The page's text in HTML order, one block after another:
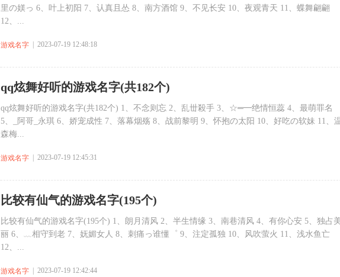
里の媄っ 6、叶上初阳 7、认真且怂 8、南方酒馆 9、不见长安 10、夜观青天 11、蝶舞翩翩
12、...
游戏名字 | 2023-07-19 12:48:18
​qq炫舞好听的游戏名字(共182个)
qq炫舞好听的游戏名字(共182个) 1、不念则忘 2、乱丗殺手 3、☆═━绝情恒蕊 4、最萌罪名
5、_阿哥_永琪 6、娇宠成性 7、落幕烟殇 8、战前黎明 9、怀抱の太阳 10、好吃の软妹 11、
森梅...
游戏名字 | 2023-07-19 12:45:31
​比较有仙气的游戏名字(195个)
比较有仙气的游戏名字(195个) 1、朗月清风 2、半生情缘 3、南巷清风 4、有你心安 5、独占
丽 6、﹏相守到老 7、妩媚女人 8、刺痛っ谁懂゜ 9、注定孤独 10、风吹萤火 11、浅水鱼亡
12、...
游戏名字 | 2023-07-19 12:42:44